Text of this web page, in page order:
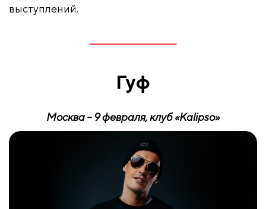
выступлений.
Гуф
Москва – 9 февраля, клуб «Kalipso»